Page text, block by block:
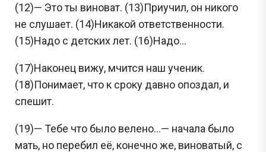
(12)— Это ты виноват. (13)Приучил, он никого
не слушает. (14)Никакой ответственности.
(15)Надо с детских лет. (16)Надо...
(17)Наконец вижу, мчится наш ученик.
(18)Понимает, что к сроку давно опоздал, и
спешит.
(19)— Тебе что было велено...— начала было
мать, но перебил её, конечно же, виноватый, с